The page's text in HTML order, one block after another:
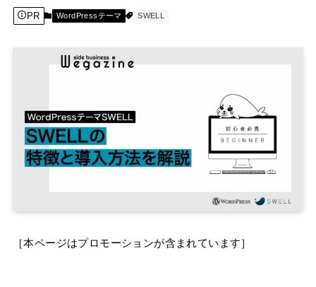
PR WordPressテーマ SWELL
［本ページはプロモーションが含まれています］